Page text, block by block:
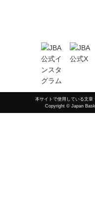
本サイトで使用している文章
Copyright © Japan